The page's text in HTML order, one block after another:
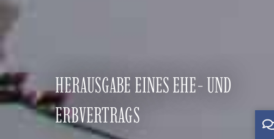
HERAUSGABE EINES EHE- UND
ERBVERTRAGS